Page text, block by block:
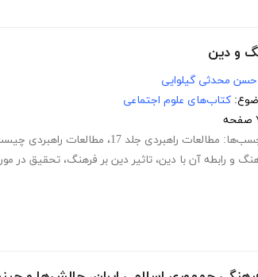
و دین
حسن محدثی گیلوایی
کتاب‌های علوم اجتماعی
مطالعات راهبردی جلد 17 ، مطالعات راهبردی
و رابطه آن با دین، تاثیر دین بر فرهنگ، تحقیق در